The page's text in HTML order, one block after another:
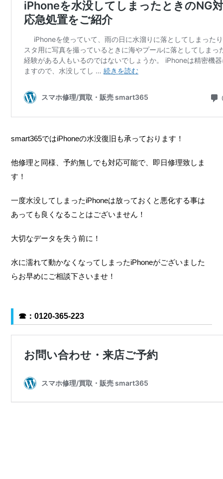
smart365ではiPhoneの水没復旧も承っております！
他修理と同様、予約無しでも対応可能で、即日修理致しま
す！
一度水没してしまったiPhoneは放っておくと悪化する事は
あっても良くなることはございません！
大切なデータを失う前に！
水に濡れて動かなくなってしまったiPhoneがございました
らお早めにご相談下さいませ！
☎ ：0120-365-223